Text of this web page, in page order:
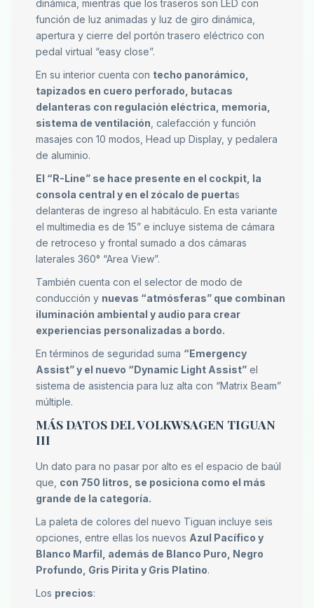
dinámica, mientras que los traseros son LED con
función de luz animadas y luz de giro dinámica,
apertura y cierre del portón trasero eléctrico con
pedal virtual “easy close”.
En su interior cuenta con techo panorámico,
tapizados en cuero perforado, butacas
delanteras con regulación eléctrica, memoria,
sistema de ventilación , calefacción y función
masajes con 10 modos, Head up Display, y pedalera
de aluminio.
El “R-Line” se hace presente en el cockpit, la
consola central y en el zócalo de puertas
delanteras de ingreso al habitáculo. En esta variante
el multimedia es de 15” e incluye sistema de cámara
de retroceso y frontal sumado a dos cámaras
laterales 360° “Area View”.
También cuenta con el selector de modo de
conducción y nuevas “atmósferas” que combinan
iluminación ambiental y audio para crear
experiencias personalizadas a bordo.
En términos de seguridad suma “Emergency
Assist” y el nuevo “Dynamic Light Assist” el
sistema de asistencia para luz alta con “Matrix Beam”
múltiple.
MÁS DATOS DEL VOLKWSAGEN TIGUAN
III
Un dato para no pasar por alto es el espacio de baúl
que, con 750 litros, se posiciona como el más
grande de la categoría.
La paleta de colores del nuevo Tiguan incluye seis
opciones, entre ellas los nuevos Azul Pacífico y
Blanco Marfil, además de Blanco Puro, Negro
Profundo, Gris Pirita y Gris Platino.
Los precios: